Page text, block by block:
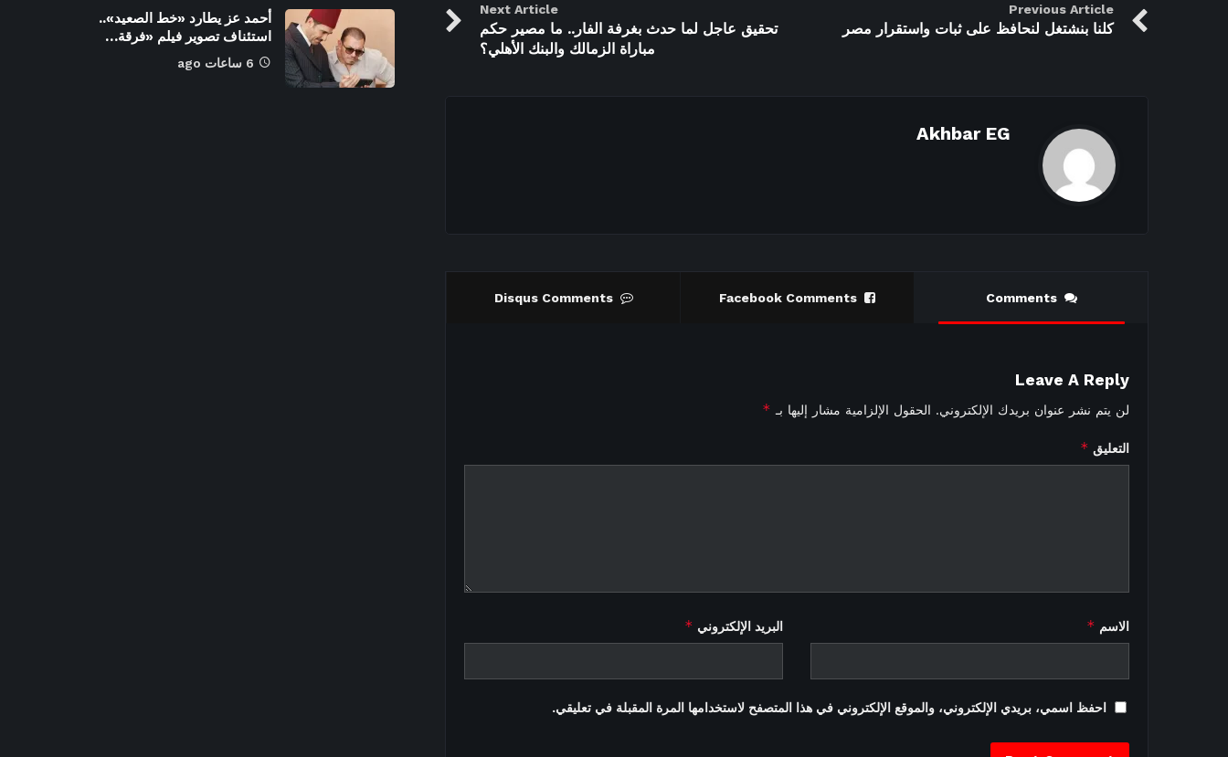
Previous Article
كلنا بنشتغل لنحافظ على ثبات واستقرار مصر
Next Article
تحقيق عاجل لما حدث بغرفة الفار.. ما مصير حكم
مباراة الزمالك والبنك الأهلي؟
Akhbar EG
Comments
Facebook Comments
Disqus Comments
Leave A Reply
لن يتم نشر عنوان بريدك الإلكتروني. الحقول الإلزامية مشار إليها بـ *
التعليق *
الاسم * البريد الإلكتروني *
احفظ اسمي، بريدي الإلكتروني، والموقع الإلكتروني في هذا المتصفح لاستخدامها المرة المقبلة في تعليقي.
أحمد عز يطارد «خط الصعيد»..
استئناف تصوير فيلم «فرقة…
6 ساعات ago